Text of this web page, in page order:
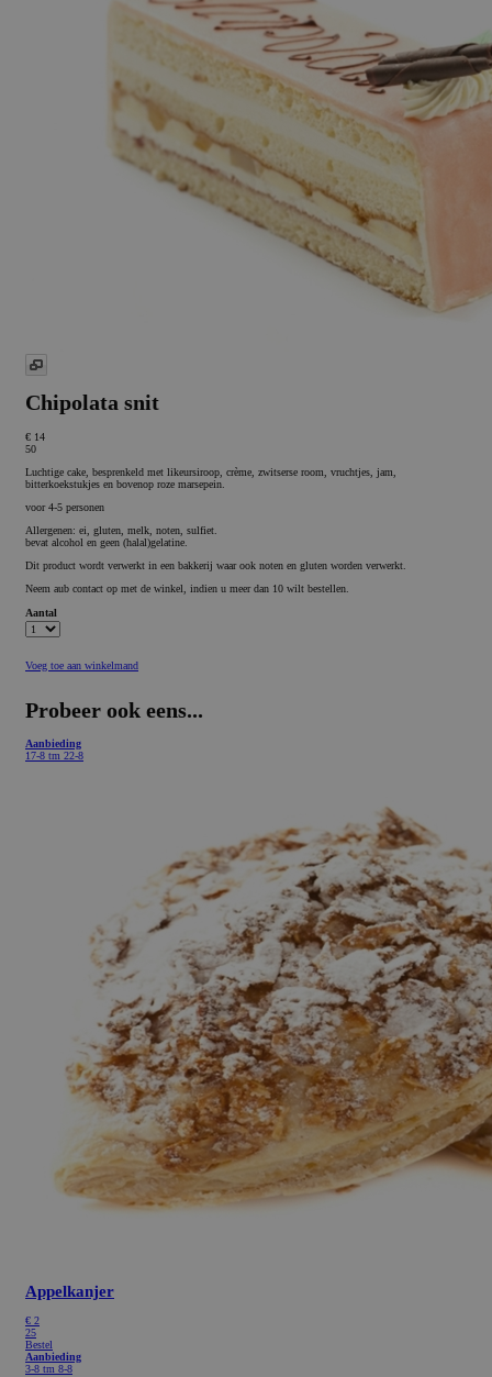
Chipolata snit
€ 14
50
Luchtige cake, besprenkeld met likeursiroop, crème, zwitserse room, vruchtjes, jam,
bitterkoekstukjes en bovenop roze marsepein.
voor 4-5 personen
Allergenen: ei, gluten, melk, noten, sulfiet.
bevat alcohol en geen (halal)gelatine.
Dit product wordt verwerkt in een bakkerij waar ook noten en gluten worden verwerkt.
Neem aub contact op met de winkel, indien u meer dan 10 wilt bestellen.
Aantal
Voeg toe aan winkelmand
Probeer ook eens...
Aanbieding
17-8 tm 22-8
Appelkanjer
€ 2
25
Bestel
Aanbieding
3-8 tm 8-8